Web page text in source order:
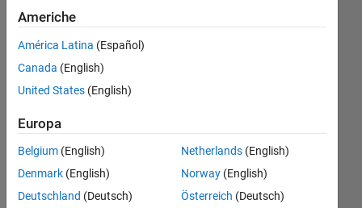
alhussaini
3 Apr
2018
2
Aggiornato
3 Apr 2018
5
Visualizzazioni
(30 giorni)
Americhe
América Latina (Español)
Canada (English)
United States (English)
Europa
Belgium (English)
Denmark (English)
Deutschland (Deutsch)
Netherlands(English)
Norway(English)
Österreich (Deutsch)